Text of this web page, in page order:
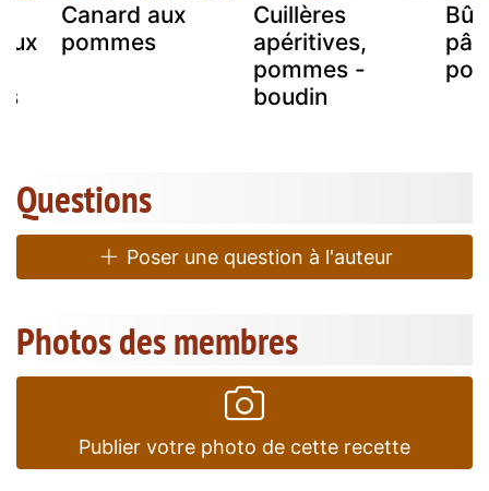
Canard aux
pommes
Cuillères
apéritives,
pommes -
boudin
Questions
Poser une question à l'auteur
Photos des membres
Publier votre photo de cette recette